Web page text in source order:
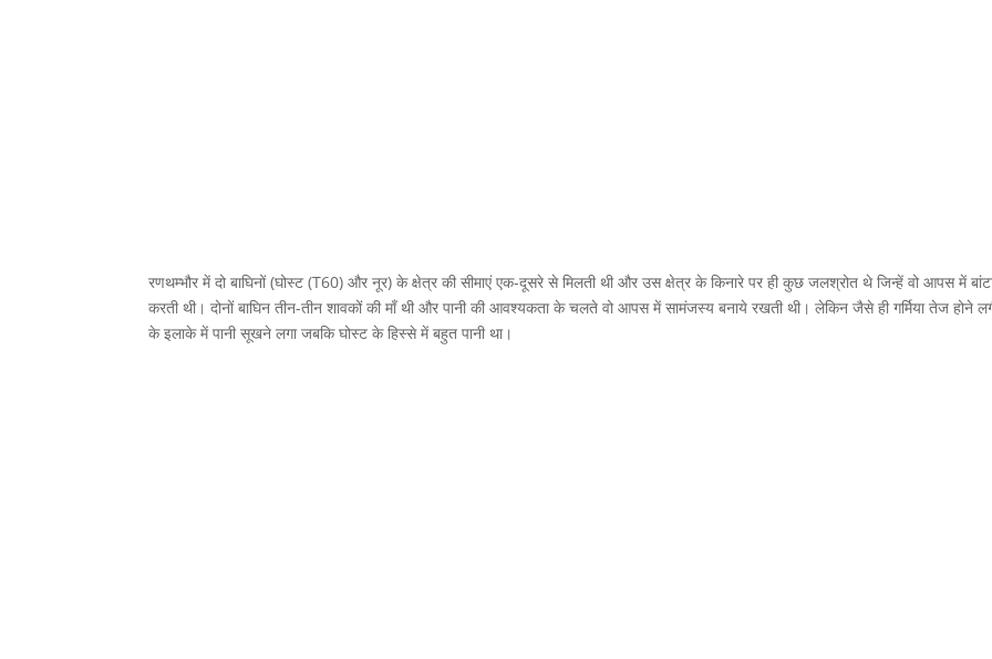
रणथम्भौर में दो बाघिनों (घोस्ट (T60) और नूर) के क्षेत्र की सीमाएं एक-दूसरे से मिलती थी और उस क्षेत्र के किनारे पर ही कुछ जलश्रोत थे जिन्हें वो आपस में
करती थी। दोनों बाघिन तीन-तीन शावकों की माँ थी और पानी की आवश्यकता के चलते वो आपस में सामंजस्य बनाये रखती थी। लेकिन जैसे ही गर्मिया तेज होने
के इलाके में पानी सूखने लगा जबकि घोस्ट के हिस्से में बहुत पानी था।